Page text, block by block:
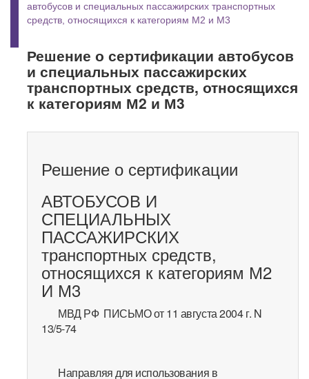
автобусов и специальных пассажирских транспортных
средств, относящихся к категориям М2 и М3
Решение о сертификации автобусов
и специальных пассажирских
транспортных средств, относящихся
к категориям М2 и М3
Решение о сертификации
АВТОБУСОВ И
СПЕЦИАЛЬНЫХ
ПАССАЖИРСКИХ
транспортных средств,
относящихся к категориям М2
И М3
МВД РФ ПИСЬМО от 11 августа 2004 г. N
13/5-74
Направляя для использования в